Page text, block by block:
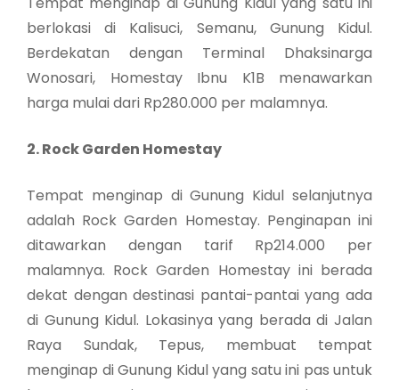
berlokasi di Kalisuci, Semanu, Gunung Kidul.
Berdekatan dengan Terminal Dhaksinarga
Wonosari, Homestay Ibnu K1B menawarkan
harga mulai dari Rp280.000 per malamnya.
2. Rock Garden Homestay
Tempat menginap di Gunung Kidul selanjutnya
adalah Rock Garden Homestay. Penginapan ini
ditawarkan dengan tarif Rp214.000 per
malamnya. Rock Garden Homestay ini berada
dekat dengan destinasi pantai-pantai yang ada
di Gunung Kidul. Lokasinya yang berada di Jalan
Raya Sundak, Tepus, membuat tempat
menginap di Gunung Kidul yang satu ini pas untuk